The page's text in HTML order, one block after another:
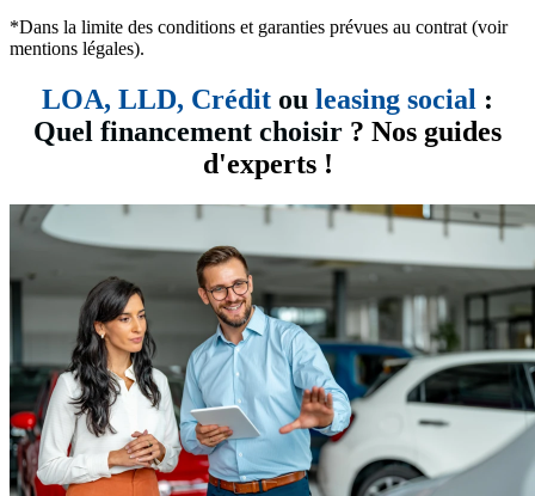
*Dans la limite des conditions et garanties prévues au contrat (voir
mentions légales).
LOA, LLD, Crédit ou leasing social :
Quel financement choisir ? Nos guides
d'experts !